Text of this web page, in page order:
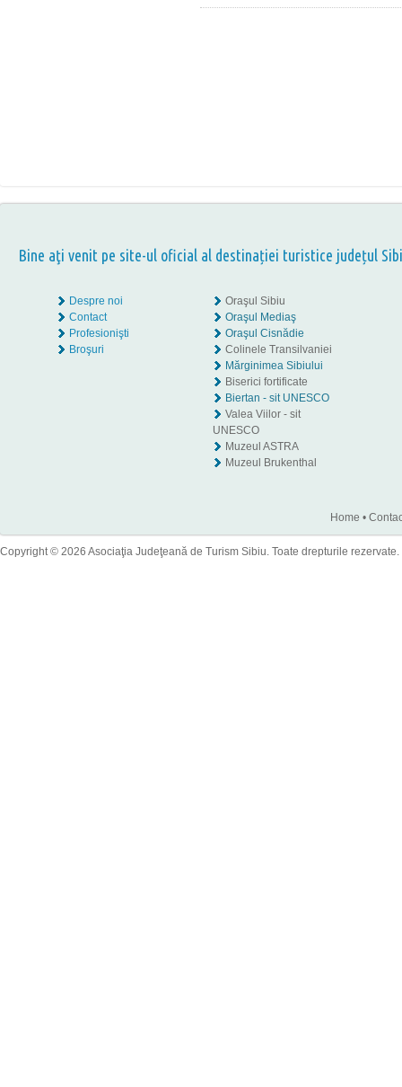
Bine aţi venit pe site-ul oficial al destinației turistice județul
Despre noi
Contact
Profesionişti
Broşuri
Oraşul Sibiu
Oraşul Mediaş
Oraşul Cisnădie
Colinele Transilvaniei
Mărginimea Sibiului
Biserici fortificate
Biertan - sit UNESCO
Valea Viilor - sit
UNESCO
Muzeul ASTRA
Muzeul Brukenthal
Home •
Copyright © 2026 Asociaţia Judeţeană de Turism Sibiu. Toate drepturile rezervate.